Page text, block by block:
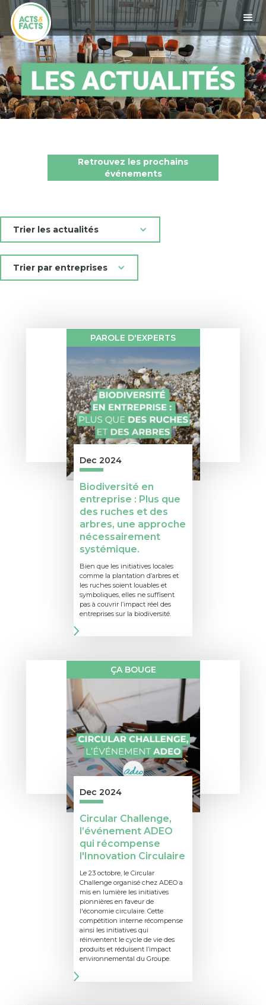
Retrouvez les prochains
événements
Trier les actualités
Trier par entreprises
PAROLE D'EXPERTS
Dec 2024
Biodiversité en
entreprise : Plus que
des ruches et des
arbres, une approche
nécessairement
systémique.
Bien que les initiatives locales
comme la plantation d’arbres et
les ruches soient louables et
symboliques, elles ne suffisent
pas à couvrir l’impact réel des
entreprises sur la biodiversité.
ÇA BOUGE
Dec 2024
Circular Challenge,
l’événement ADEO
qui récompense
l'Innovation Circulaire
Le 23 octobre, le Circular
Challenge organisé chez ADEO a
mis en lumière les initiatives
pionnières en faveur de
l'économie circulaire. Cette
compétition interne récompense
ainsi les initiatives qui
réinventent le cycle de vie des
produits et réduisent l’impact
environnemental du Groupe.